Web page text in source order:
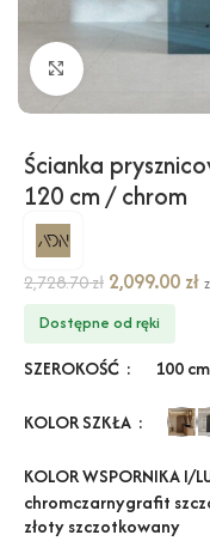
Kliknij, aby
Ścianka
120 cm / chrom
2,728.70zł 2,099.00 zł
Dostępne od ręki
SZEROKOŚĆ 100 cm
KOLOR SZKŁA
KOLOR WSPORNIKA I/
chromczarnygrafit
złoty szczotkowany